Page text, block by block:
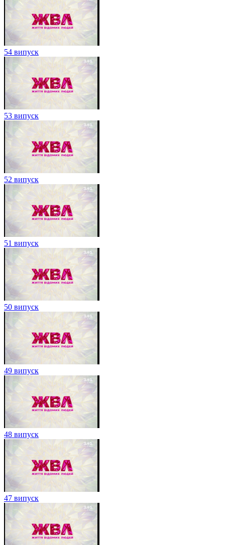
54 випуск
53 випуск
52 випуск
51 випуск
50 випуск
49 випуск
48 випуск
47 випуск